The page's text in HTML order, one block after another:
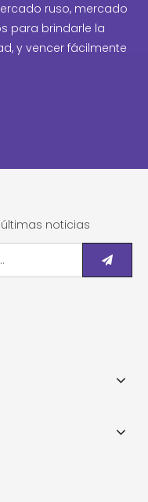
ruso, mercado
para brindarle la
y vencer fácilmente
noticias